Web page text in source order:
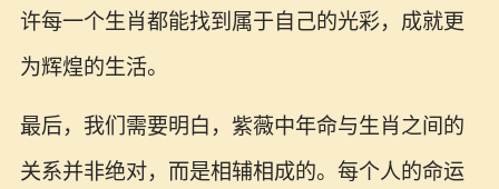
许每一个生肖都能找到属于自己的光彩，成就更
为辉煌的生活。
最后，我们需要明白，紫薇中年命与生肖之间的
关系并非绝对，而是相辅相成的。每个人的命运